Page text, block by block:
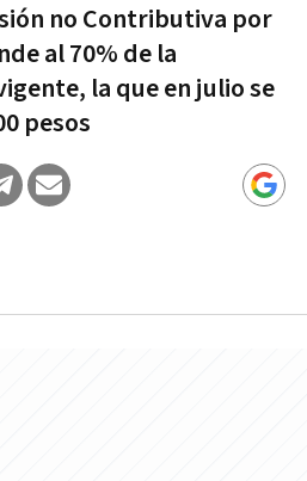
no Contributiva por
al 70% de la
la que en julio se
pesos